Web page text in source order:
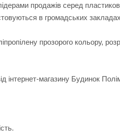
продажів серед
в громадських закладах,
прозорого кольору,
інтернет-магазину Будинок